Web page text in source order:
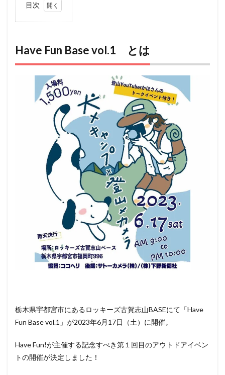
目次
vol.1
とは
Have Fun Base vol.1 とは
栃木県宇都宮市にあるロッキーズ古賀志山BASEにて「Have
Fun Base vol.1」が2023年6月17日（土）に開催。
Have Fun!が主催する記念すべき第１回目のアウトドアイベン
トの開催が決定しました！